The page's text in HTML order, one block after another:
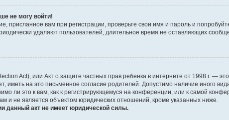
не могу войти!
присланное вам при регистрации, проверьте свои имя и пароль и
удаляют пользователей, длительное время не оставляющих
Act), или Акт о защите частных прав ребенка в интернете от 1998 г.
иметь на это письменное согласие родителей. Допустимо наличие иного
ли это к вам, как к регистрирующемуся на конференции, или к самой
и не является объектом юридических отношений, кроме указанных ниже.
данный акт не имеет юридической силы.